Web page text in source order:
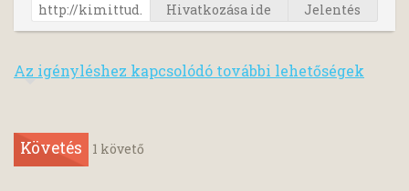
Hivatkozása ide Jelentés
Az igényléshez kapcsolódó további lehetőségek
Követés 1 követő